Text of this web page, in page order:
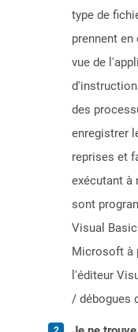
type de
prennent
vue de
des
enregistrer
reprises et
exécutant à
sont
Visual
Microsoft à
l'éditeur
/ débogues